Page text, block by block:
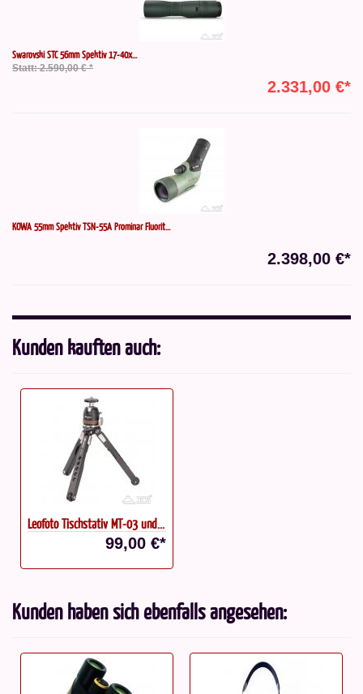
Swarovski STC 56mm Spektiv 17-40x...
Statt: 2.590,00 € *
2.331,00 €*
KOWA 55mm Spektiv TSN-55A Prominar Fluorit...
2.398,00 €*
Kunden kauften auch:
Leofoto Tischstativ MT-03 und...
99,00 €*
Kunden haben sich ebenfalls angesehen: